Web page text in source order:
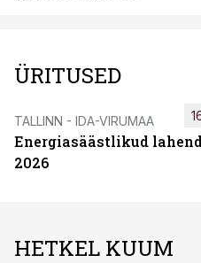
ÜRITUSED
TALLINN - IDA-VIRUMAA
Energiasäästlikud
2026
HETKEL KUUM